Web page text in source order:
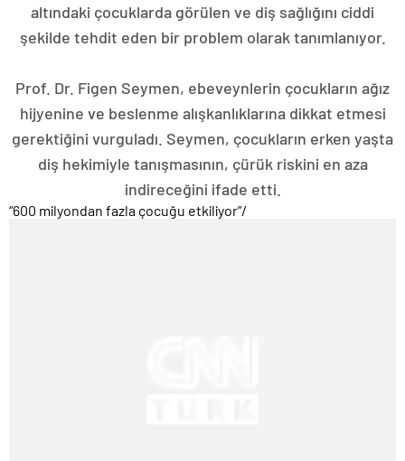
altındaki çocuklarda görülen ve diş sağlığını ciddi
şekilde tehdit eden bir problem olarak tanımlanıyor.
Prof. Dr. Figen Seymen, ebeveynlerin çocukların ağız
hijyenine ve beslenme alışkanlıklarına dikkat etmesi
gerektiğini vurguladı. Seymen, çocukların erken yaşta
diş hekimiyle tanışmasının, çürük riskini en aza
indireceğini ifade etti.
“600 milyondan fazla çocuğu etkiliyor”/